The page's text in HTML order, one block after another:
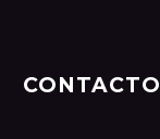
CONTACTO